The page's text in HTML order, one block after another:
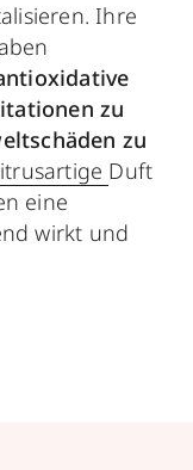
Ihre
zu
zu
Duft
eine
wirkt und